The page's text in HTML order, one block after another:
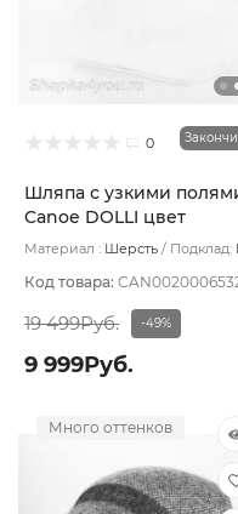
0
Шляпа с узкими
Canoe DOLLI цвет
Коричневый
Материал : Шерсть Подклад:
Код товара:
19 499Руб. -49%
9 999Руб.
Много оттенков